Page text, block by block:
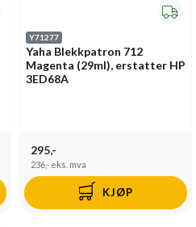
Y71277
Yaha Blekkpatron 712
Magenta (29ml), erstatter HP
3ED68A
295,-
236,- eks. mva
KJØP